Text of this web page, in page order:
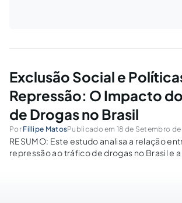
Exclusão Social e
Repressão: O Impacto
de Drogas no Brasil
Por Fillipe MatosPublicado em 18 de Setembro de
RESUMO: Este estudo analisa a relação
repressão ao tráfico de drogas no Brasil e